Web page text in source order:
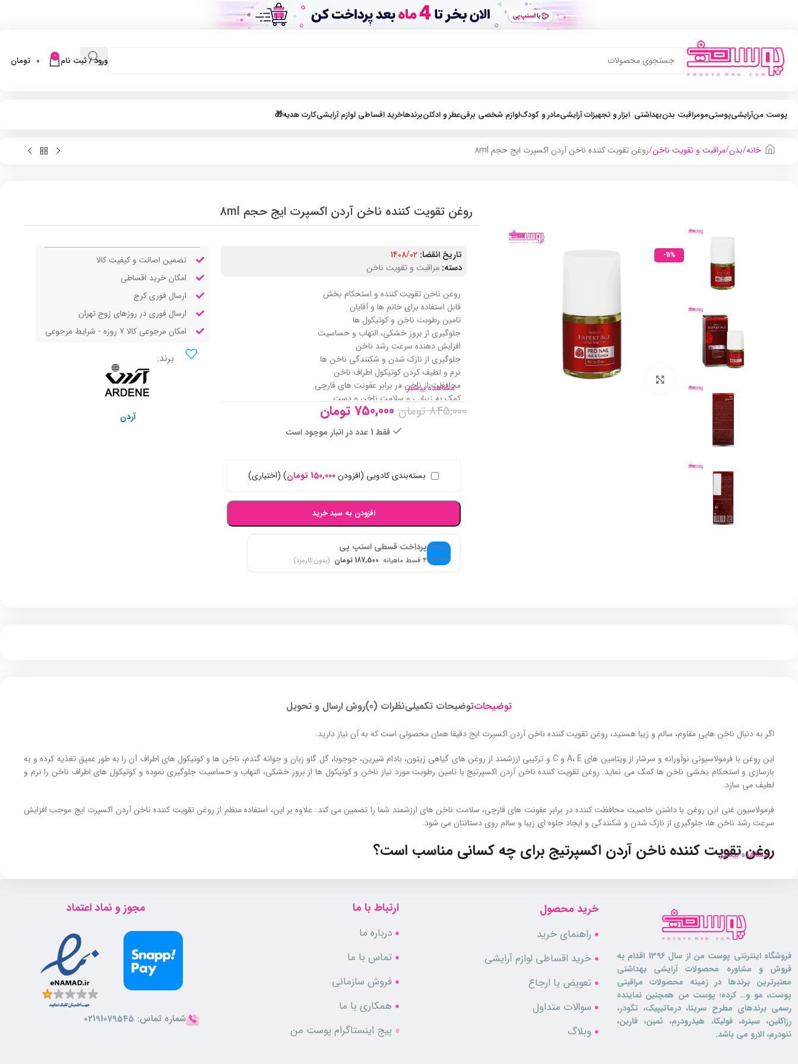
ورود / ثبت نام 0
0 تومان
پوست منآرایشیپوستیمومراقبت بدنبهداشتی ابزار و تجهیزات آرایشیمادر و کودکلوازم شخصی برقیعطر و ادکلنبرندهاخرید اقساطی لوازم آرایشیکارت هدیه🎁
خانه بدن مراقبت و تقویت ناخن روغن تقویت کننده ناخن آردن اکسپرت ایج حجم 8ml
-11%
بزرگنمایی تصویر
روغن تقویت کننده ناخن آردن اکسپرت ایج حجم 8ml
تاریخ انقضا: 1408/02
دسته: مراقبت و تقویت ناخن
روغن ناخن تقویت کننده و استحکام بخش
قابل استفاده برای خانم ها و آقایان
تامین رطوبت ناخن و کوتیکول‌ ها
جلوگیری از بروز خشکی، التهاب و حساسیت
افزایش‌ دهنده سرعت رشد ناخن
جلوگیری از نازک شدن و شکنندگی ناخن‌ ها
نرم و لطیف کردن کوتیکول اطراف ناخن
محافظت از ناخن در برابر عفونت‌ های قارچی
کمک به زیبایی و سلامت ناخن و دست
تغذیه‌ کننده ناخن با ترکیب روغن‌ های گیاهی
دارای ویتامین‌ های A ،E و C برای تقویت و بازسازی ناخن
حاوی روغن زیتون، بادام شیرین، جوجوبا، گل گاو زبان و جوانه گندم
مشاهده بیشتر
845,000 تومان 750,000 تومان
فقط 1 عدد در انبار موجود است
بسته‌بندی کادویی (افزودن150,000 تومان) (اختیاری)
افزودن به سبد خرید
پرداخت قسطی اسنپ پی
۴ قسط ماهیانه 187,500 تومان (بدون کارمزد)
تضمین اصالت و کیفیت کالا
امکان خرید اقساطی
ارسال فوری کرج
ارسال فوری در روزهای زوج تهران
امکان مرجوعی کالا 7 روزه - شرایط مرجوعی
برند:
آردن
توضیحاتتوضیحات تکمیلینظرات (0) روش ارسال و تحویل
اگر به دنبال ناخن‌ هایی مقاوم، سالم و زیبا هستید، روغن تقویت کننده ناخن آردن اکسپرت ایج دقیقا همان محصولی است که به آن نیاز دارید.
این روغن با فرمولاسیونی نوآورانه و سرشار از ویتامین‌ های A، E و C و ترکیبی ارزشمند از روغن‌ های گیاهی زیتون، بادام شیرین، جوجوبا، گل گاو زبان و جوانه گندم، ناخن‌ ها و کوتیکول‌ های اطراف آن را به‌ طور عمیق تغذیه کرده و به
بازسازی و استحکام‌ بخشی ناخن ها کمک می نماید. روغن تقویت کننده ناخن آردن اکسپرتیج با تامین رطوبت مورد نیاز ناخن و کوتیکول‌ ها از بروز خشکی، التهاب و حساسیت جلوگیری نموده و کوتیکول‌ های اطراف ناخن را نرم و
لطیف می‌ سازد.
فرمولاسیون غنی ابن روغن با داشتن خاصیت محافظت‌ کننده در برابر عفونت‌ های قارچی، سلامت ناخن های ارزشمند شما را تضمین می‌ کند. علاوه بر این، استفاده منظم از روغن تقویت کننده ناخن آردن اکسپرت ایج موجب افزایش
سرعت رشد ناخن‌ ها، جلوگیری از نازک شدن و شکنندگی و ایجاد جلوه‌ ای زیبا و سالم روی دستانتان می‌ شود.
روغن تقویت کننده ناخن آردن اکسپرتیج برای چه کسانی مناسب است؟
این روغن تخصصیمراقبت و تقویت ناخن، هم برای خانم‌ ها و هم آقایان طراحی شده و گزینه‌ ای ایده‌آل برای تمام کسانی است که می‌ خواهند ناخن‌ هایی سالم، قوی و جذاب داشته باشند. روغن تقویت کننده ناخن آردن اکسپرتیج از
ویژگی های محصول
قابل استفاده برای خانم ها و آقایان
تامین رطوبت ناخن و کوتیکول‌ ها
جلوگیری از بروز خشکی، التهاب و حساسیت
افزایش‌ دهنده سرعت رشد ناخن
جلوگیری از نازک شدن و شکنندگی ناخن‌ ها
نرم و لطیف کردن کوتیکول اطراف ناخن
محافظت از ناخن در برابر عفونت‌ های قارچی
مشاهده بیشتر
فروشگاه اینترنتی پوست من از سال 1396 اقدام به
فروش و مشاوره محصولات آرایشی بهداشتی
معتبرترین برندها در زمینه محصولات مراقبتی
پوست، مو و… کرده؛ پوست من همچنین نماینده
رسمی برندهای مطرح سریتا، درماتیپیک، تگودر،
رزاکلین، سینره، فولیکا، هیدرودرم، ثمین، فاربن،
نئودرم، الارو می باشد.
خرید محصول
راهنمای خرید
خرید اقساطی لوازم آرایشی
تعویض یا ارجاع
سوالات متداول
وبلاگ
ارتباط با ما
درباره ما
تماس با ما
فروش سازمانی
همکاری با ما
پیج اینستاگرام پوست من
مجوز و نماد اعتماد
شماره تماس: 02191079545